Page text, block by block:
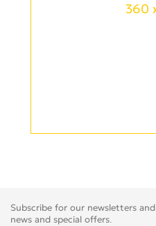
360
Subscribe for our newsletters
news and special offers.